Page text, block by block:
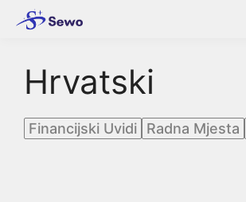
Hrvatski
Financijski Uvidi Radna Mjesta